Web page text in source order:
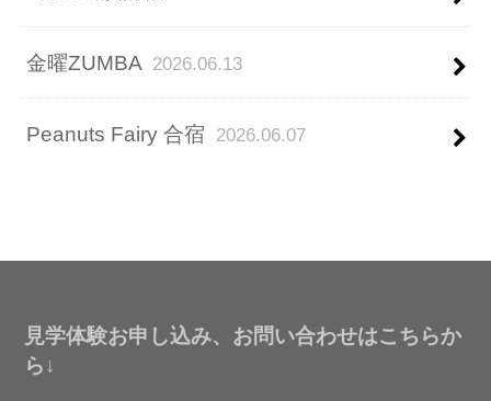
金曜ZUMBA 2026.06.13
Peanuts Fairy 合宿 2026.06.07
見学体験お申し込み、お問い合わせはこちらか
ら↓